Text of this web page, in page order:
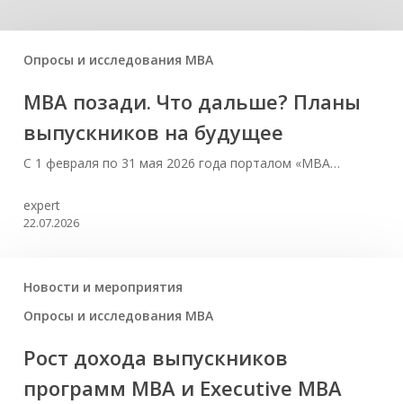
Опросы и исследования MBA
МВА позади. Что дальше? Планы
выпускников на будущее
С 1 февраля по 31 мая 2026 года порталом «МВА…
expert
22.07.2026
Новости и мероприятия
Опросы и исследования MBA
Рост дохода выпускников
программ МВА и Executive MBA